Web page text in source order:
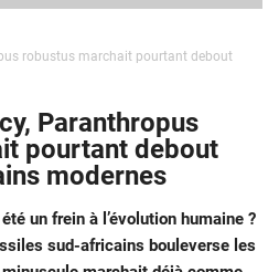
robustus marchait pourtant debout
Paranthropus
pourtant debout
modernes
un frein à l’évolution humaine ?
sud-africains bouleverse les